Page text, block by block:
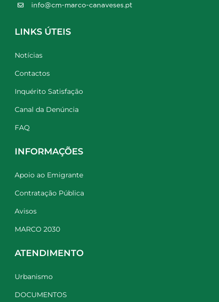
info@cm-marco-canaveses.pt
LINKS ÚTEIS
Notícias
Contactos
Inquérito Satisfação
Canal da Denúncia
FAQ
INFORMAÇÕES
Apoio ao Emigrante
Contratação Pública
Avisos
MARCO 2030
ATENDIMENTO
Urbanismo
DOCUMENTOS